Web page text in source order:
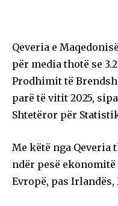
Qeveria e
për media thotë se
Prodhimit të
parë të vitit 2025,
Shtetëror për
Me këtë nga Qeveria
ndër pesë
Evropë, pas